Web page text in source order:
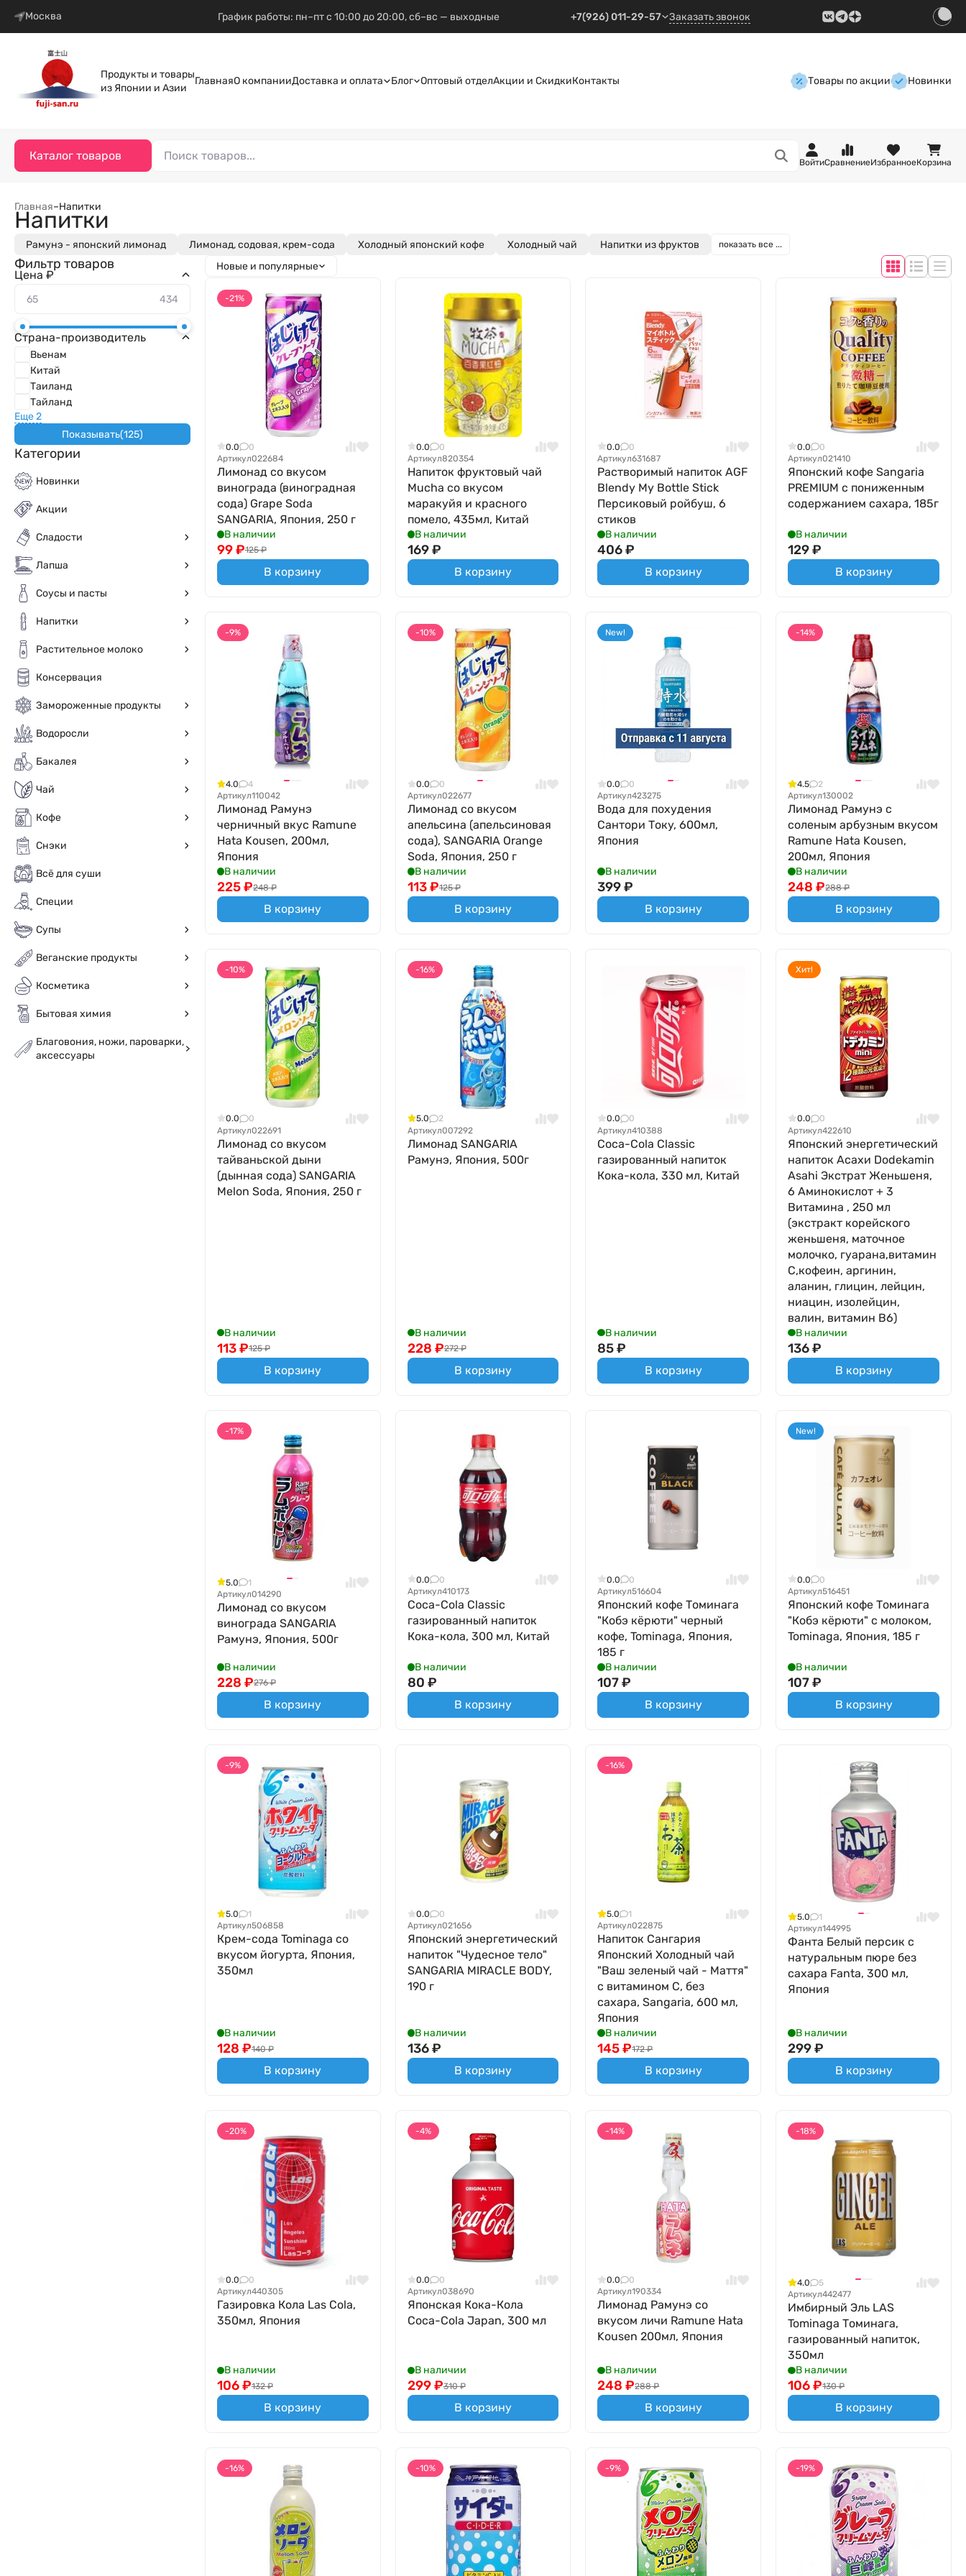
Москва График работы: пн–пт с 10:00 до 20:00, сб–вс — выходные +7(926) 011-29-57 Заказать звонок
Продукты и товары
из Японии и Азии
ГлавнаяО компанииДоставка и оплата Блог Оптовый отделАкции и СкидкиКонтакты Товары по акции Новинки
Каталог товаров
ВойтиСравнениеИзбранноеКорзина
Главная–Напитки
Напитки
Рамунэ - японский лимонад Лимонад, содовая, крем-сода Холодный японский кофе Холодный чай Напитки из фруктов показать все ...
Новые и популярные
-21%
0.0
0
Артикул022684
Лимонад со вкусом
винограда (виноградная
сода) Grape Soda
SANGARIA, Япония, 250 г
В наличии
125 ₽
99₽
В корзину
0.0
0
Артикул820354
Напиток фруктовый чай
Mucha со вкусом
маракуйя и красного
помело, 435мл, Китай
В наличии
169 ₽
В корзину
0.0
0
Артикул631687
Растворимый напиток AGF
Blendy My Bottle Stick
Персиковый ройбуш, 6
стиков
В наличии
406₽
В корзину
0.0
0
Артикул021410
Японский кофе Sangaria
PREMIUM с пониженным
содержанием сахара, 185г
В наличии
129₽
В корзину
-9%
4.0
4
Артикул110042
Лимонад Рамунэ
черничный вкус Ramune
Hata Kousen, 200мл,
Япония
В наличии
248 ₽
225₽
В корзину
-10%
0.0
0
Артикул022677
Лимонад со вкусом
апельсина (апельсиновая
сода), SANGARIA Orange
Soda, Япония, 250 г
В наличии
125 ₽
113 ₽
В корзину
New!
0.0
0
Артикул423275
Вода для похудения
Сантори Току, 600мл,
Япония
В наличии
399₽
В корзину
-14%
4.5
2
Артикул130002
Лимонад Рамунэ с
соленым арбузным вкусом
Ramune Hata Kousen,
200мл, Япония
В наличии
288 ₽
248 ₽
В корзину
-10%
0.0
0
Артикул022691
Лимонад со вкусом
тайваньской дыни
(дынная сода) SANGARIA
Melon Soda, Япония, 250 г
В наличии
125 ₽
113₽
В корзину
-16%
5.0
2
Артикул007292
Лимонад SANGARIA
Рамунэ, Япония, 500г
В наличии
272 ₽
228 ₽
В корзину
0.0
0
Артикул410388
Coca-Cola Classic
газированный напиток
Кока-кола, 330 мл, Китай
В наличии
85₽
В корзину
Хит!
0.0
0
Артикул422610
Японский энергетический
напиток Асахи Dodekamin
Asahi Экстрат Женьшеня,
6 Аминокислот + 3
Витамина , 250 мл
(экстракт корейского
женьшеня, маточное
молочко, гуарана,витамин
C,кофеин, аргинин,
аланин, глицин, лейцин,
ниацин, изолейцин,
валин, витамин B6)
В наличии
136₽
В корзину
-17%
5.0
1
Артикул014290
Лимонад со вкусом
винограда SANGARIA
Рамунэ, Япония, 500г
В наличии
276 ₽
228 ₽
В корзину
0.0
0
Артикул410173
Coca-Cola Classic
газированный напиток
Кока-кола, 300 мл, Китай
В наличии
80 ₽
В корзину
0.0
0
Артикул516604
Японский кофе Томинага
"Кобэ кёрюти" черный
кофе, Tominaga, Япония,
185 г
В наличии
107₽
В корзину
New!
0.0
0
Артикул516451
Японский кофе Томинага
"Кобэ кёрюти" с молоком,
Tominaga, Япония, 185 г
В наличии
107₽
В корзину
-9%
5.0
1
Артикул506858
Крем-сода Tominaga со
вкусом йогурта, Япония,
350мл
В наличии
140 ₽
128 ₽
В корзину
0.0
0
Артикул021656
Японский энергетический
напиток "Чудесное тело"
SANGARIA MIRACLE BODY,
190 г
В наличии
136 ₽
В корзину
-16%
5.0
1
Артикул022875
Напиток Сангария
Японский Холодный чай
"Ваш зеленый чай - Маття"
с витамином С, без
сахара, Sangaria, 600 мл,
Япония
В наличии
172 ₽
145₽
В корзину
5.0
1
Артикул144995
Фанта Белый персик с
натуральным пюре без
сахара Fanta, 300 мл,
Япония
В наличии
299₽
В корзину
-20%
0.0
0
Артикул440305
Газировка Кола Las Cola,
350мл, Япония
В наличии
132 ₽
106₽
В корзину
-4%
0.0
0
Артикул038690
Японская Кока-Кола
Coca-Cola Japan, 300 мл
В наличии
310 ₽
299 ₽
В корзину
-14%
0.0
0
Артикул190334
Лимонад Рамунэ со
вкусом личи Ramune Hata
Kousen 200мл, Япония
В наличии
288 ₽
248 ₽
В корзину
-18%
4.0
5
Артикул442477
Имбирный Эль LAS
Tominaga Томинага,
газированный напиток,
350мл
В наличии
130 ₽
106₽
В корзину
-16% -10% -9% -19%
Фильтр товаров
Цена ₽
Страна-производитель
Вьенам
Китай
Таиланд
Тайланд
Еще 2
Показывать(125)
Категории
Новинки
Акции
Сладости
Лапша
Соусы и пасты
Напитки
Растительное молоко
Консервация
Замороженные продукты
Водоросли
Бакалея
Чай
Кофе
Снэки
Всё для суши
Специи
Супы
Веганские продукты
Косметика
Бытовая химия
Благовония, ножи, пароварки,
аксессуары